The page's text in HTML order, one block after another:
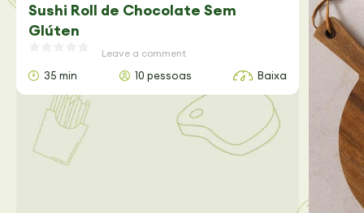
Sushi Roll de Chocolate Sem
Glúten
Leave a comment
35 min 10 pessoas Baixa